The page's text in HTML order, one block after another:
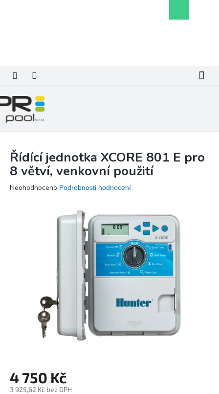
košík
Řídící jednotka XCORE 801 E pro
8 větví, venkovní použití
Průměrné
Neohodnoceno Podrobnosti hodnocení
4 750 Kč
3 925,62 Kč bez DPH